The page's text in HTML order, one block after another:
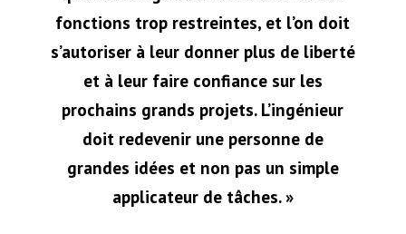
fonctions trop restreintes, et l’on doit
s’autoriser à leur donner plus de liberté
et à leur faire confiance sur les
prochains grands projets. L’ingénieur
doit redevenir une personne de
grandes idées et non pas un simple
applicateur de tâches. »